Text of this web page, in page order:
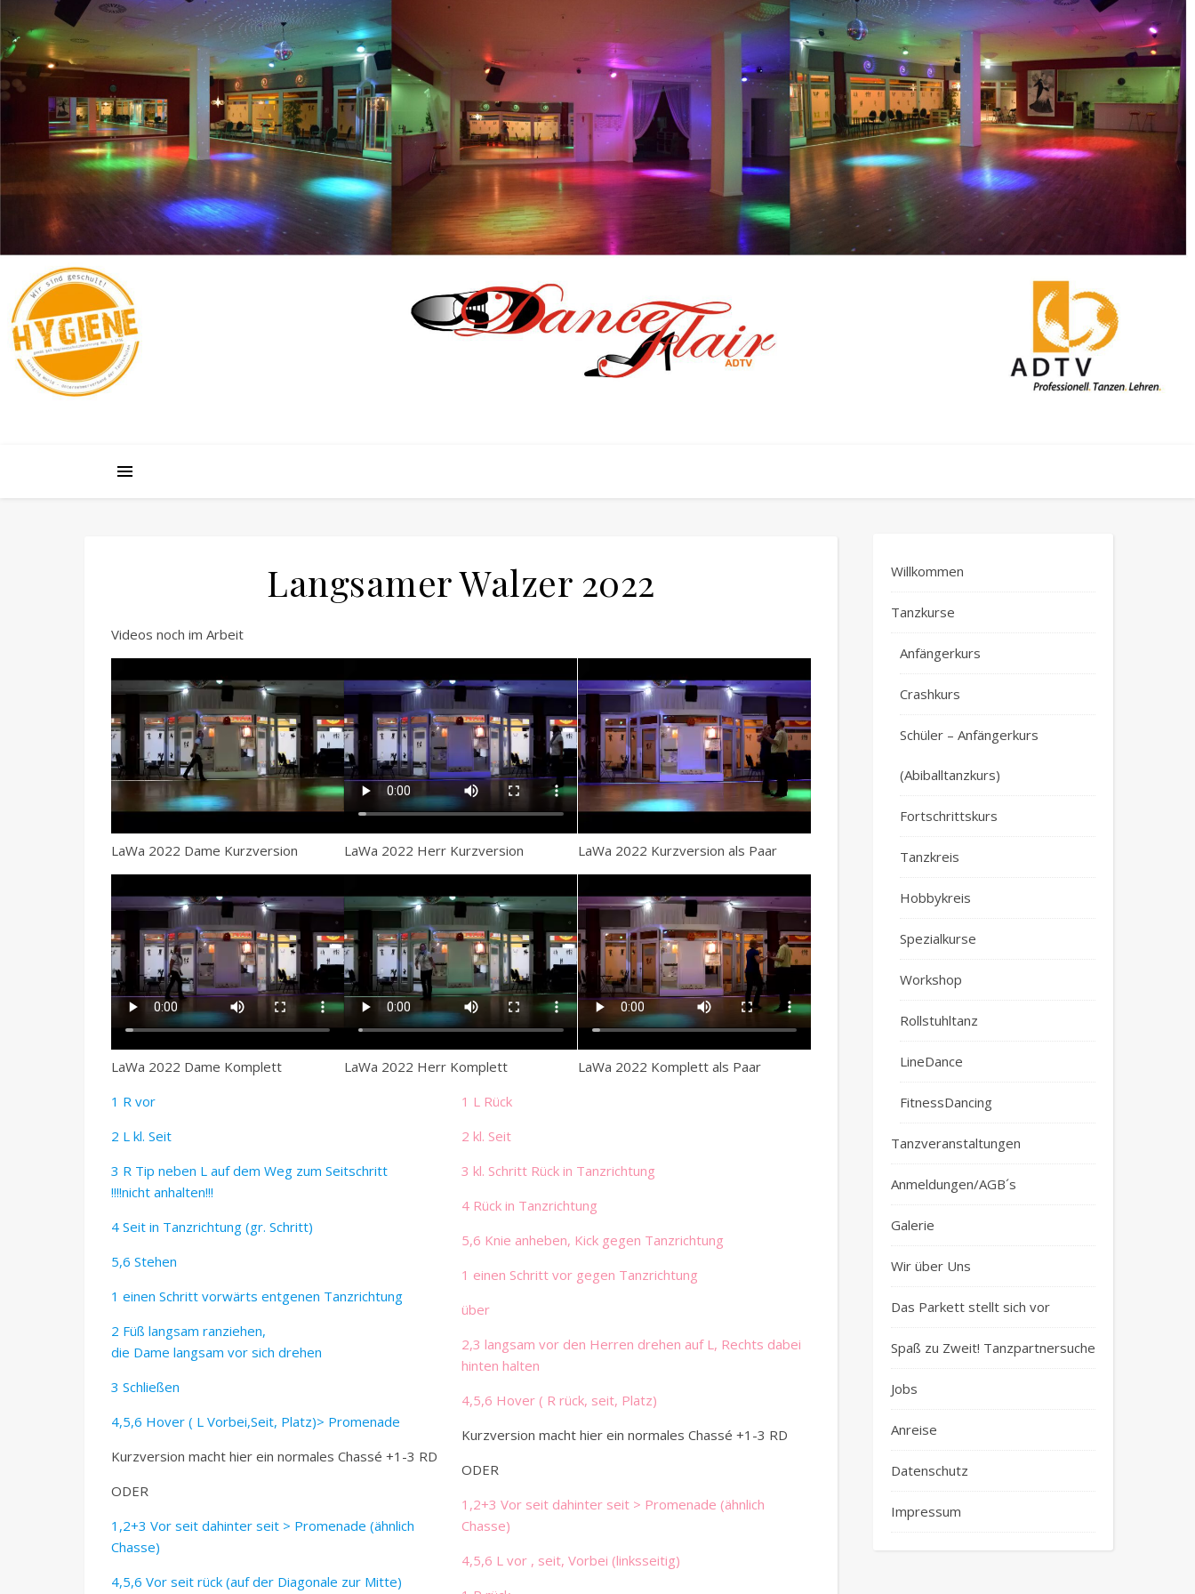
Langsamer Walzer 2022
Videos noch im Arbeit
LaWa 2022 Dame Kurzversion LaWa 2022 Herr Kurzversion LaWa 2022 Kurzversion als Paar
LaWa 2022 Dame Komplett LaWa 2022 Herr Komplett
LaWa 2022 Komplett als Paar
1 R vor
2 L kl. Seit
3 R Tip neben L auf dem Weg zum Seitschritt
!!!!nicht anhalten!!!
4 Seit in Tanzrichtung (gr. Schritt)
5,6 Stehen
1 einen Schritt vorwärts entgenen Tanzrichtung
2 Füß langsam ranziehen,
die Dame langsam vor sich drehen
3 Schließen
4,5,6 Hover ( L Vorbei,Seit, Platz)> Promenade
Kurzversion macht hier ein normales Chassé +1-3 RD
ODER
1,2+3 Vor seit dahinter seit > Promenade (ähnlich
Chasse)
4,5,6 Vor seit rück (auf der Diagonale zur Mitte)
1 L Rück
2 kl. Seit
3 kl. Schritt Rück in Tanzrichtung
4 Rück in Tanzrichtung
5,6 Knie anheben, Kick gegen Tanzrichtung
1 einen Schritt vor gegen Tanzrichtung
über
2,3 langsam vor den Herren drehen auf L, Rechts dabei
hinten halten
4,5,6 Hover ( R rück, seit, Platz)
Kurzversion macht hier ein normales Chassé +1-3 RD
ODER
1,2+3 Vor seit dahinter seit > Promenade (ähnlich
Chasse)
4,5,6 L vor , seit, Vorbei (linksseitig)
Willkommen
Tanzkurse
Anfängerkurs
Crashkurs
Schüler – Anfängerkurs
(Abiballtanzkurs)
Fortschrittskurs
Tanzkreis
Hobbykreis
Spezialkurse
Workshop
Rollstuhltanz
LineDance
FitnessDancing
Tanzveranstaltungen
Anmeldungen/AGB´s
Galerie
Wir über Uns
Das Parkett stellt sich vor
Spaß zu Zweit! Tanzpartnersuche
Jobs
Anreise
Datenschutz
Impressum